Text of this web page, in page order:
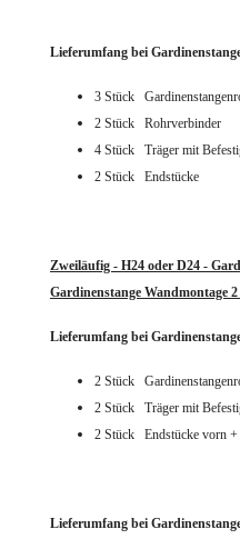
Lieferumfang bei
3 Stück
2 Stück Rohrverbinder
4 Stück Träger mit
2 Stück Endstücke
Zweiläufig - H24 oder D24 -
Gardinenstange Wandmontage
Lieferumfang bei
2 Stück
2 Stück Träger mit
2 Stück Endstücke vorn +
Lieferumfang bei